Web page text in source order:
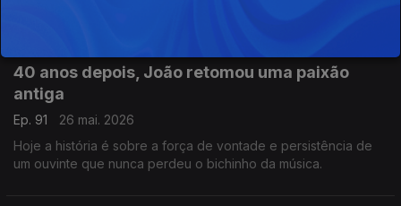
40 anos depois, João retomou uma paixão
antiga
Ep. 91
26 mai. 2026
Hoje a história é sobre a força de vontade e persistência de
um ouvinte que nunca perdeu o bichinho da música.